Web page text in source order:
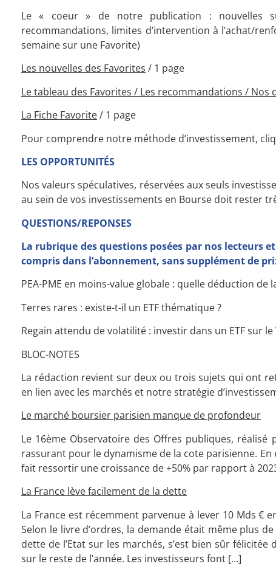
Le « coeur » de notre publication : nouvelles
recommandations, limites d’intervention à l’achat/
semaine sur une Favorite)
Les nouvelles des Favorites / 1 page
Le tableau des Favorites / Les recommandations / Nos
La Fiche Favorite/ 1 page
Pour comprendre notre méthode d’investissement,
LES OPPORTUNITÉS
Nos valeurs spéculatives, réservées aux seuls
au sein de vos investissements en Bourse doit rester
QUESTIONS/REPONSES
La rubrique des questions posées par nos lecteurs
compris dans l’abonnement, sans supplément de
PEA-PME en moins-value globale : quelle déduction de
Terres rares : existe-t-il un ETF thématique ?
Regain attendu de volatilité : investir dans un ETF sur le
BLOC-NOTES
La rédaction revient sur deux ou trois sujets qui ont
en lien avec les marchés et notre stratégie
Le marché boursier parisien manque de profondeur
Le 16ème Observatoire des Offres publiques,
rassurant pour le dynamisme de la cote parisienne. En
fait ressortir une croissance de +50% par rapport à
La France lève facilement de la dette
La France est récemment parvenue à lever 10 Mds €
Selon le livre d’ordres, la demande était même plus
dette de l’Etat sur les marchés, s’est bien sûr
sur le reste de l’année. Les investisseurs font […]